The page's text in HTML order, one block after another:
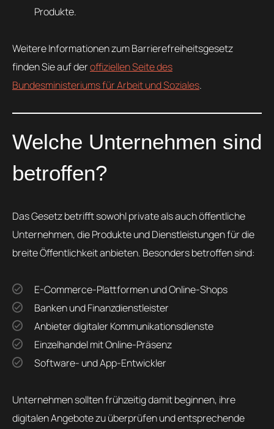
Produkte.
Weitere Informationen zum Barrierefreiheitsgesetz
finden Sie auf deroffiziellen Seite des
Bundesministeriums für Arbeit und Soziales.
Welche Unternehmen sind
betroffen?
Das Gesetz betrifft sowohl private als auch öffentliche
Unternehmen, die Produkte und Dienstleistungen für die
breite Öffentlichkeit anbieten. Besonders betroffen sind:
E-Commerce-Plattformen und Online-Shops
Banken und Finanzdienstleister
Anbieter digitaler Kommunikationsdienste
Einzelhandel mit Online-Präsenz
Software- und App-Entwickler
Unternehmen sollten frühzeitig damit beginnen, ihre
digitalen Angebote zu überprüfen und entsprechende